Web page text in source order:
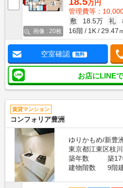
画像 : 20枚
万円
管理費等：
敷
18.5万 礼
16階
1K 29.47
空室確認 無料
お店にLINE
賃貸マンション
コンフォリア豊洲
ゆりかもめ/新豊
東京都江東区枝
築年数
築
建物階数
9階